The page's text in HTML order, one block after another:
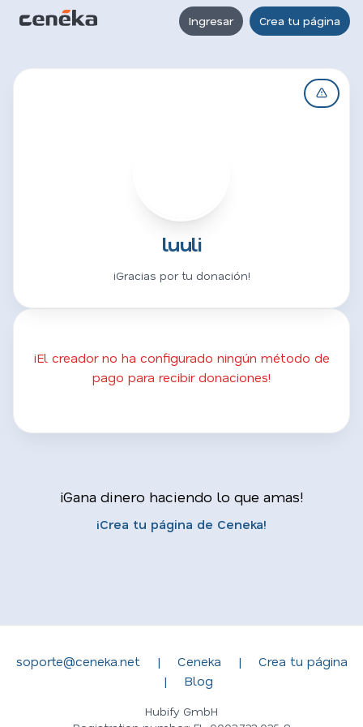
Ingresar Crea tu página
luuli
¡Gracias por tu donación!
¡El creador no ha configurado ningún método de
pago para recibir donaciones!
¡Gana dinero haciendo lo que amas!
¡Crea tu página de Ceneka!
soporte@ceneka.net | Ceneka |
Crea tu página
|
Blog
Hubify GmbH